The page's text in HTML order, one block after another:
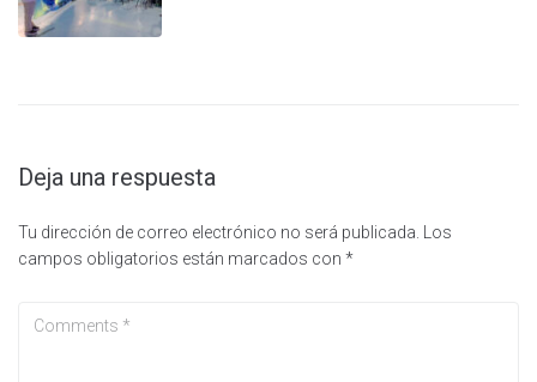
Deja una respuesta
Tu dirección de correo electrónico no será publicada.
Los
campos obligatorios están marcados con *